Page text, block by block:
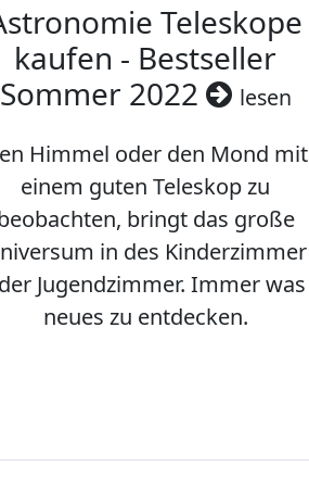
Teleskope
kaufen - Bestseller
Sommer 2022
lesen
Himmel oder den Mond mit
einem guten Teleskop zu
bringt das große
in des Kinderzimmer
Jugendzimmer. Immer was
neues zu entdecken.